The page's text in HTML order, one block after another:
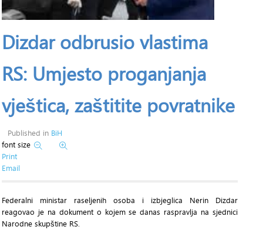
Dizdar odbrusio vlastima
RS: Umjesto proganjanja
vještica, zaštitite povratnike
Published in BiH
font size
Print
Email
Federalni ministar raseljenih osoba i izbjeglica Nerin Dizdar
reagovao je na dokument o kojem se danas raspravlja na sjednici
Narodne skupštine RS.